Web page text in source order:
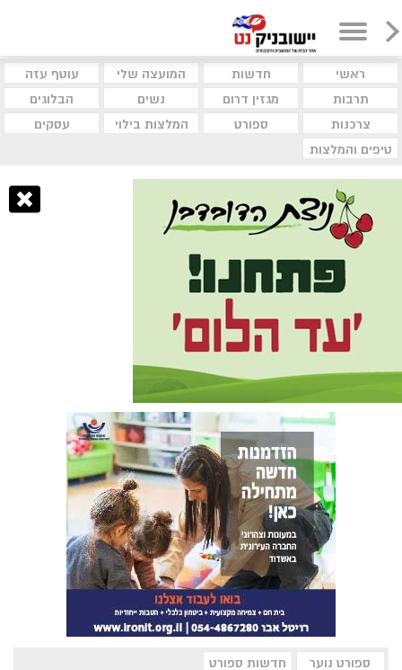
ראשי חדשות המועצה שלי
עוטף עזה
תרבות
מגזין דרום נשים
הבלוגים
צרכנות
ספורט המלצות בילוי
עסקים
טיפים והמלצות
ספורט נוער חדשות ספורט